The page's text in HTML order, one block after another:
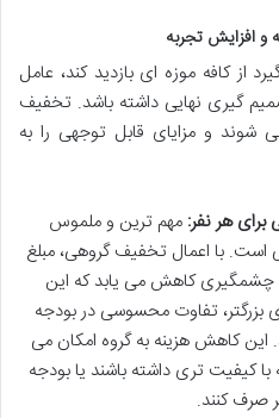
و افزایش تجربه
کافه موزه ای بازدید کند، عامل
گیری نهایی داشته باشد. تخفیف
شوند و مزایای قابل توجهی را به
هر نفر: مهم ترین و ملموس
با اعمال تخفیف گروهی، مبلغ
چشمگیری کاهش می یابد که این
بزرگتر، تفاوت محسوسی در بودجه
این کاهش هزینه به گروه امکان می
کیفیت تری داشته باشند یا بودجه
صرف کنند.